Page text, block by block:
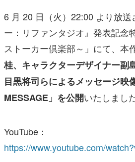
6 月 20 日（火）22:00 より放
ー：リファンタジオ』発表記念
ストーカー倶楽部～」にて、本
桂、キャラクターデザイナー副
目黒将司らによるメッセージ映
MESSAGE」を公開いたしました
YouTube：
https://www.youtube.com/